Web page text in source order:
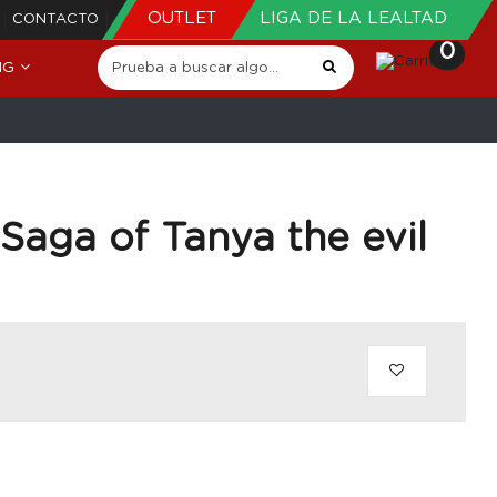
CONTACTO OUTLET LIGA DE LA LEALTAD
0
of Tanya the evil